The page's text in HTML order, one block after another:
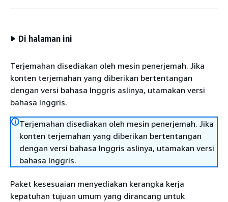
Di halaman ini
Terjemahan disediakan oleh mesin penerjemah. Jika
konten terjemahan yang diberikan bertentangan
dengan versi bahasa Inggris aslinya, utamakan versi
bahasa Inggris.
Terjemahan disediakan oleh mesin penerjemah. Jika
konten terjemahan yang diberikan bertentangan
dengan versi bahasa Inggris aslinya, utamakan versi
bahasa Inggris.
Paket kesesuaian menyediakan kerangka kerja
kepatuhan tujuan umum yang dirancang untuk